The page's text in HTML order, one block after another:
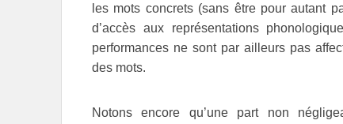
les mots concrets (sans être pour autant
d’accès aux représentations
performances ne sont par ailleurs pas
des mots.
Notons encore qu’une part non